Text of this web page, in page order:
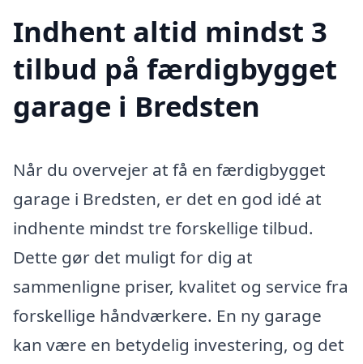
Indhent altid mindst 3
tilbud på færdigbygget
garage i Bredsten
Når du overvejer at få en færdigbygget
garage i Bredsten, er det en god idé at
indhente mindst tre forskellige tilbud.
Dette gør det muligt for dig at
sammenligne priser, kvalitet og service fra
forskellige håndværkere. En ny garage
kan være en betydelig investering, og det